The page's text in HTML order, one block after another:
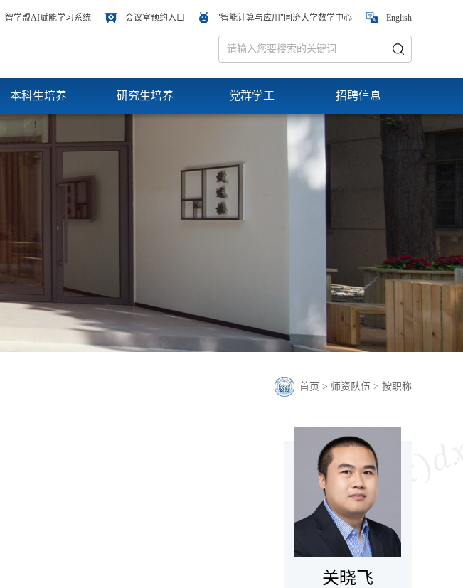
智学盟AI赋能学习系统 会议室预约入口 "智能计算与应用"同济大学数学中心 English
本科生培养 研究生培养 党群学工 招聘信息
首页 > 师资队伍 > 按职称
关晓飞